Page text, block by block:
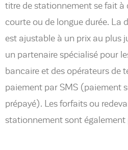
titre de stationnement se fait à
courte ou de longue durée. La
est ajustable à un prix au plus
un partenaire spécialisé pour
bancaire et des opérateurs de
paiement par SMS (paiement
prépayé). Les forfaits ou
stationnement sont également